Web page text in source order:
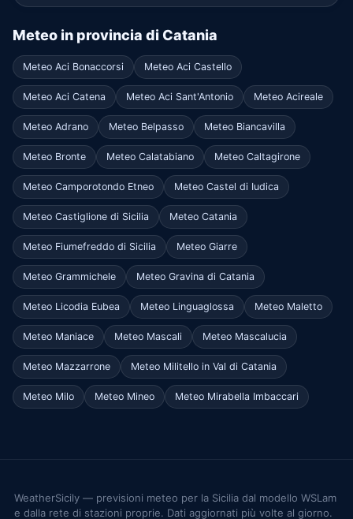
Meteo in provincia di Catania
Meteo Aci Bonaccorsi Meteo Aci Castello
Meteo Aci Catena Meteo Aci Sant'Antonio Meteo Acireale
Meteo Adrano Meteo Belpasso Meteo Biancavilla
Meteo Bronte Meteo Calatabiano Meteo Caltagirone
Meteo Camporotondo Etneo Meteo Castel di Iudica
Meteo Castiglione di Sicilia Meteo Catania
Meteo Fiumefreddo di Sicilia Meteo Giarre
Meteo Grammichele Meteo Gravina di Catania
Meteo Licodia Eubea Meteo Linguaglossa Meteo Maletto
Meteo Maniace Meteo Mascali Meteo Mascalucia
Meteo Mazzarrone Meteo Militello in Val di Catania
Meteo Milo Meteo Mineo Meteo Mirabella Imbaccari
WeatherSicily — previsioni meteo per la Sicilia dal modello WSLam
e dalla rete di stazioni proprie. Dati aggiornati più volte al giorno.